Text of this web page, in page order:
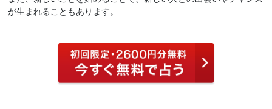
が生まれることもあります。